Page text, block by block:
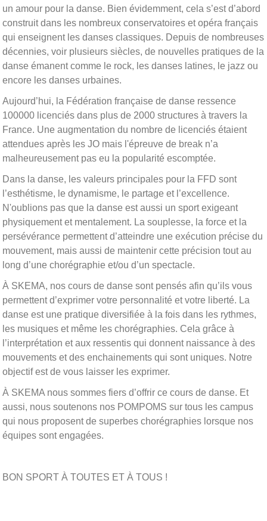
un amour pour la danse. Bien évidemment, cela s’est d’abord
construit dans les nombreux conservatoires et opéra français
qui enseignent les danses classiques. Depuis de nombreuses
décennies, voir plusieurs siècles, de nouvelles pratiques de la
danse émanent comme le rock, les danses latines, le jazz ou
encore les danses urbaines.
Aujourd’hui, la Fédération française de danse ressence
100000 licenciés dans plus de 2000 structures à travers la
France. Une augmentation du nombre de licenciés étaient
attendues après les JO mais l'épreuve de break n’a
malheureusement pas eu la popularité escomptée.
Dans la danse, les valeurs principales pour la FFD sont
l’esthétisme, le dynamisme, le partage et l’excellence.
N'oublions pas que la danse est aussi un sport exigeant
physiquement et mentalement. La souplesse, la force et la
persévérance permettent d’atteindre une exécution précise du
mouvement, mais aussi de maintenir cette précision tout au
long d’une chorégraphie et/ou d’un spectacle.
À SKEMA, nos cours de danse sont pensés afin qu’ils vous
permettent d’exprimer votre personnalité et votre liberté. La
danse est une pratique diversifiée à la fois dans les rythmes,
les musiques et même les chorégraphies. Cela grâce à
l’interprétation et aux ressentis qui donnent naissance à des
mouvements et des enchainements qui sont uniques. Notre
objectif est de vous laisser les exprimer.
À SKEMA nous sommes fiers d’offrir ce cours de danse. Et
aussi, nous soutenons nos POMPOMS sur tous les campus
qui nous proposent de superbes chorégraphies lorsque nos
équipes sont engagées.
BON SPORT À TOUTES ET À TOUS !